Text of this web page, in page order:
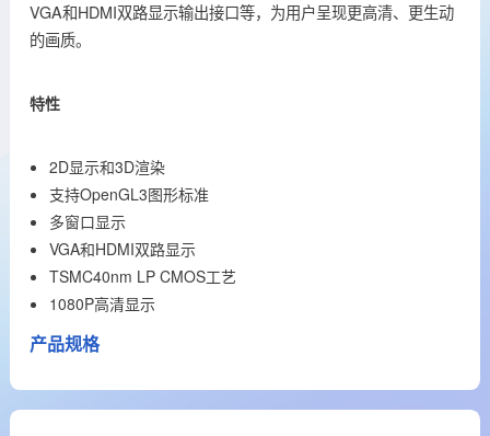
VGA和HDMI双路显示输出接口等，为用户呈现更高清、更生动
的画质。
特性
2D显示和3D渲染
支持OpenGL3图形标准
多窗口显示
VGA和HDMI双路显示
TSMC40nm LP CMOS工艺
1080P高清显示
产品规格